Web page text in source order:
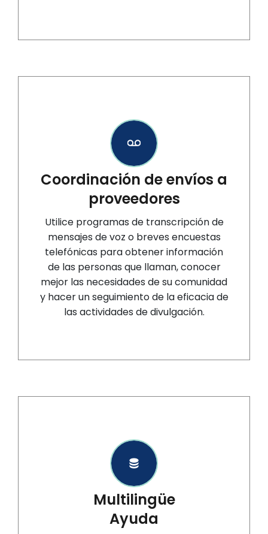
Coordinación de envíos a
proveedores
Utilice programas de transcripción de
mensajes de voz o breves encuestas
telefónicas para obtener información
de las personas que llaman, conocer
mejor las necesidades de su comunidad
y hacer un seguimiento de la eficacia de
las actividades de divulgación.
Multilingüe
Ayuda